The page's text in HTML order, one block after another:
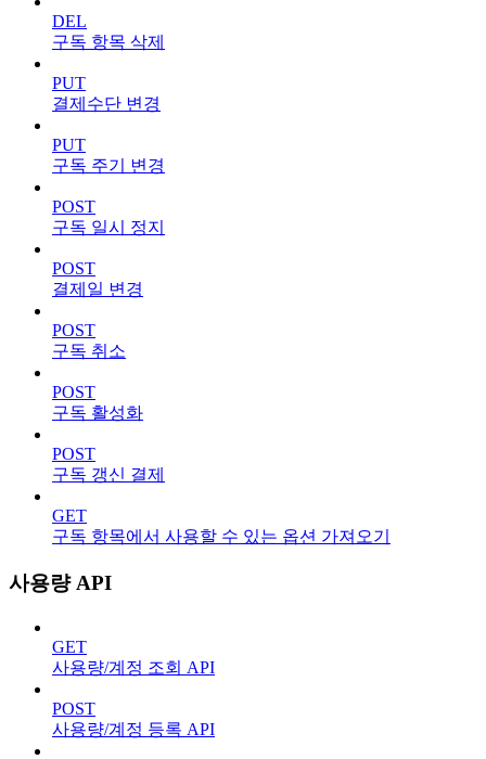
DEL
구독 항목 삭제
PUT
결제수단 변경
PUT
구독 주기 변경
POST
구독 일시 정지
POST
결제일 변경
POST
구독 취소
POST
구독 활성화
POST
구독 갱신 결제
GET
구독 항목에서 사용할 수 있는 옵션 가져오기
사용량 API
GET
사용량/계정 조회 API
POST
사용량/계정 등록 API